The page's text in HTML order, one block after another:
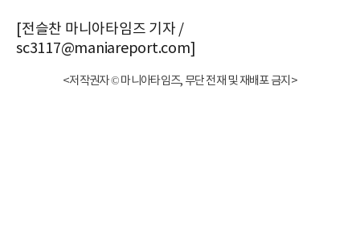
[전슬찬 마니아타임즈 기자 /
sc3117@maniareport.com]
<저작권자 © 마니아타임즈, 무단 전재 및 재배포 금지>